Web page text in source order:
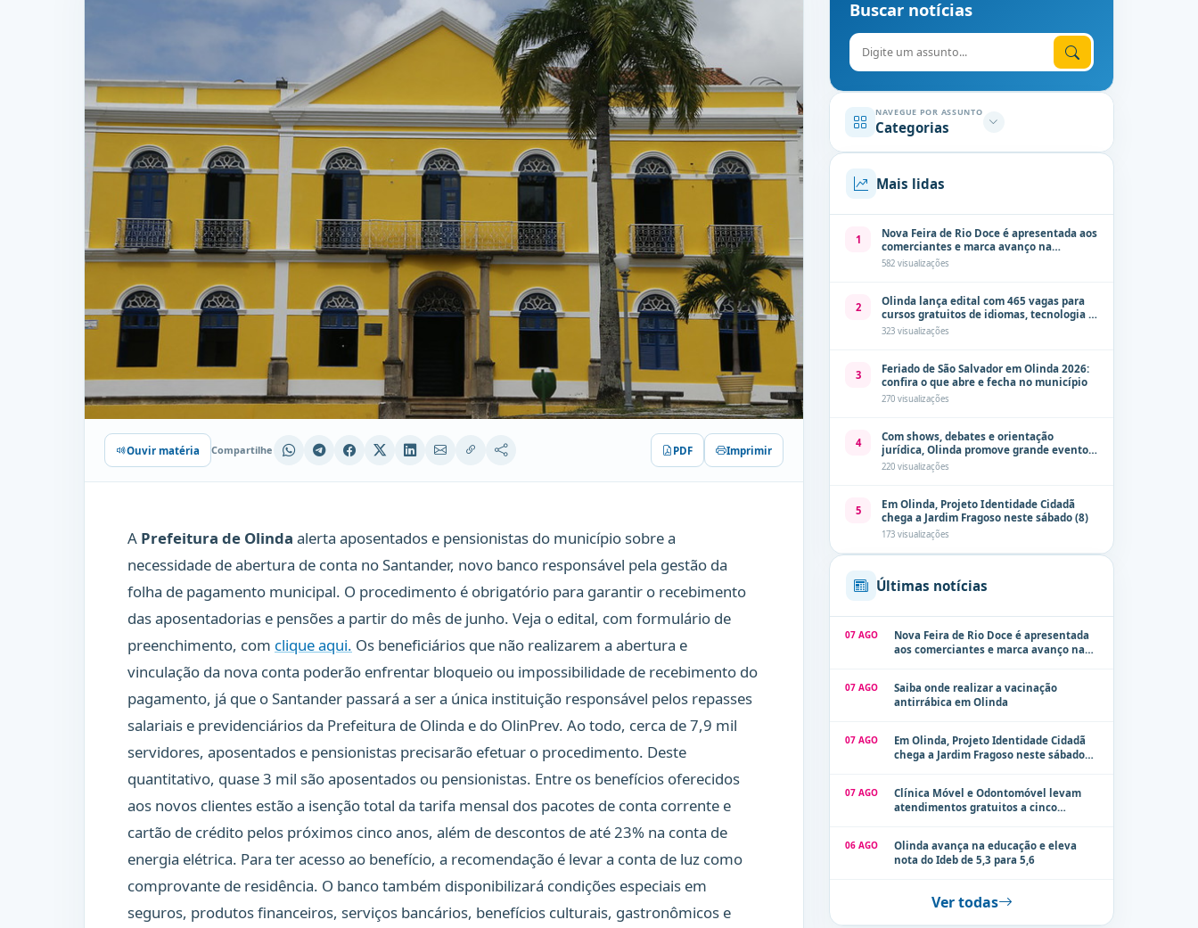
Ouvir matéria Compartilhe PDF Imprimir
A Prefeitura de Olinda alerta aposentados e pensionistas do município sobre a
necessidade de abertura de conta no Santander, novo banco responsável pela gestão da
folha de pagamento municipal. O procedimento é obrigatório para garantir o recebimento
das aposentadorias e pensões a partir do mês de junho. Veja o edital, com formulário de
preenchimento, com clique aqui. Os beneficiários que não realizarem a abertura e
vinculação da nova conta poderão enfrentar bloqueio ou impossibilidade de recebimento do
pagamento, já que o Santander passará a ser a única instituição responsável pelos repasses
salariais e previdenciários da Prefeitura de Olinda e do OlinPrev. Ao todo, cerca de 7,9 mil
servidores, aposentados e pensionistas precisarão efetuar o procedimento. Deste
quantitativo, quase 3 mil são aposentados ou pensionistas. Entre os benefícios oferecidos
aos novos clientes estão a isenção total da tarifa mensal dos pacotes de conta corrente e
cartão de crédito pelos próximos cinco anos, além de descontos de até 23% na conta de
energia elétrica. Para ter acesso ao benefício, a recomendação é levar a conta de luz como
comprovante de residência. O banco também disponibilizará condições especiais em
seguros, produtos financeiros, serviços bancários, benefícios culturais, gastronômicos e
Buscar notícias
Digite o assunto
NAVEGUE POR ASSUNTO
Categorias
Mais lidas
1
Nova Feira de Rio Doce é apresentada aos
comerciantes e marca avanço na
modernização dos espaços públicos de
582 visualizações
2
Olinda lança edital com 465 vagas para
cursos gratuitos de idiomas, tecnologia e
comunicação
323 visualizações
3
Feriado de São Salvador em Olinda 2026:
confira o que abre e fecha no município
270 visualizações
4
Com shows, debates e orientação
jurídica, Olinda promove grande evento
de combate à violência contra a mulher
neste sábado (8)
220 visualizações
5
Em Olinda, Projeto Identidade Cidadã
chega a Jardim Fragoso neste sábado (8)
173 visualizações
Últimas notícias
07 AGO
Nova Feira de Rio Doce é apresentada
aos comerciantes e marca avanço na
07 AGO
Saiba onde realizar a vacinação
antirrábica em Olinda
07 AGO
Em Olinda, Projeto Identidade Cidadã
chega a Jardim Fragoso neste sábado
07 AGO
Clínica Móvel e Odontomóvel levam
atendimentos gratuitos a cinco
06 AGO
Olinda avança na educação e eleva
nota do Ideb de 5,3 para 5,6
Ver todas